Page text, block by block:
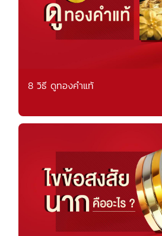
8 วิธี ดูทองคำแท้